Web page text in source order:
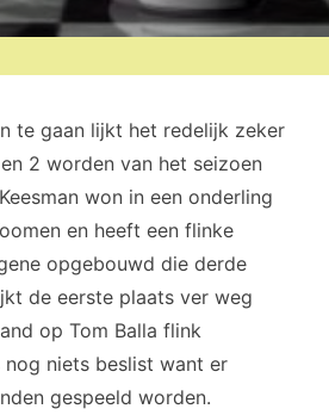
te gaan lijkt het redelijk zeker
2 worden van het seizoen
won in een onderling
en heeft een flinke
opgebouwd die derde
de eerste plaats ver weg
op Tom Balla flink
niets beslist want er
gespeeld worden.